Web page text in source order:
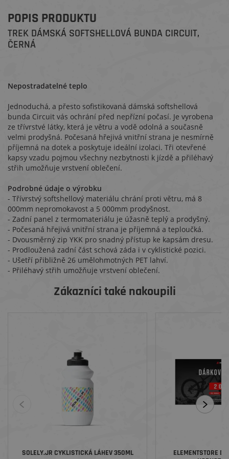
POPIS PRODUKTU
TREK DÁMSKÁ SOFTSHELLOVÁ BUNDA CIRCUIT ,
ČERNÁ
Nepostradatelné teplo
Jednoduchá, a přesto sofistikovaná dámská softshellová
bunda Circuit vás ochrání před nepřízní počasí. Je vyrobena
ze třívrstvé látky, která je větru a vodě odolná a současně
velmi prodyšná. Počesaná hřejivá vnitřní strana je nesmírně
příjemná na dotek a poskytuje ideální izolaci. Tři otevřené
kapsy vzadu pojmou všechny nezbytnosti k jízdě a přiléhavý
střih umožňuje vrstvení oblečení.
Podrobné údaje o výrobku
- Třívrstvý softshellový materiálu chrání proti větru, má 8
000mm nepromokavost a 5 000mm prodyšnost.
- Zadní panel z termomateriálu je úžasně teplý a prodyšný.
- Počesaná hřejivá vnitřní strana je příjemná a teploučká.
- Dvousměrný zip YKK pro snadný přístup ke kapsám dresu.
- Prodloužená zadní část schová záda i v cyklistické pozici.
- Ušetří přibližně 26 umělohmotných PET lahví.
- Přiléhavý střih umožňuje vrstvení oblečení.
Zákazníci také nakoupili
SOLELY.JR CYKLISTICKÁ LÁHEV 350ML
ELEMENTSTORE